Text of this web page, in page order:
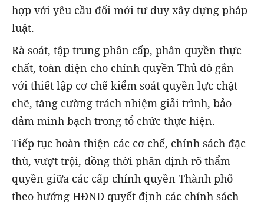
hợp với yêu cầu đổi mới tư duy xây dựng pháp
luật.
Rà soát, tập trung phân cấp, phân quyền thực
chất, toàn diện cho chính quyền Thủ đô gắn
với thiết lập cơ chế kiểm soát quyền lực chặt
chẽ, tăng cường trách nhiệm giải trình, bảo
đảm minh bạch trong tổ chức thực hiện.
Tiếp tục hoàn thiện các cơ chế, chính sách đặc
thù, vượt trội, đồng thời phân định rõ thẩm
quyền giữa các cấp chính quyền Thành phố
theo hướng HĐND quyết định các chính sách